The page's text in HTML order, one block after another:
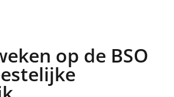
op de BSO